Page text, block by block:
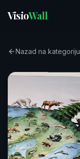
VisioWall
Nazad na kategoriju